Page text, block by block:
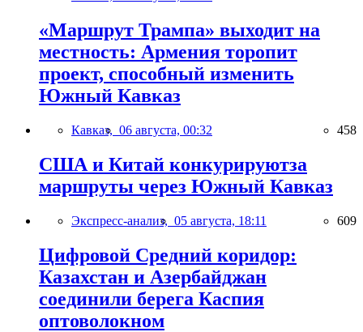
«Маршрут Трампа» выходит на
местность: Армения торопит
проект, способный изменить
Южный Кавказ
Кавказ, 06 августа, 00:32 458
США и Китай конкурируютза
маршруты через Южный Кавказ
Экспресс-анализ, 05 августа, 18:11 609
Цифровой Средний коридор:
Казахстан и Азербайджан
соединили берега Каспия
оптоволокном